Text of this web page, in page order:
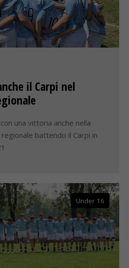
il Carpi nel
una vittoria anche nella
battendo il Carpi in
Under 16